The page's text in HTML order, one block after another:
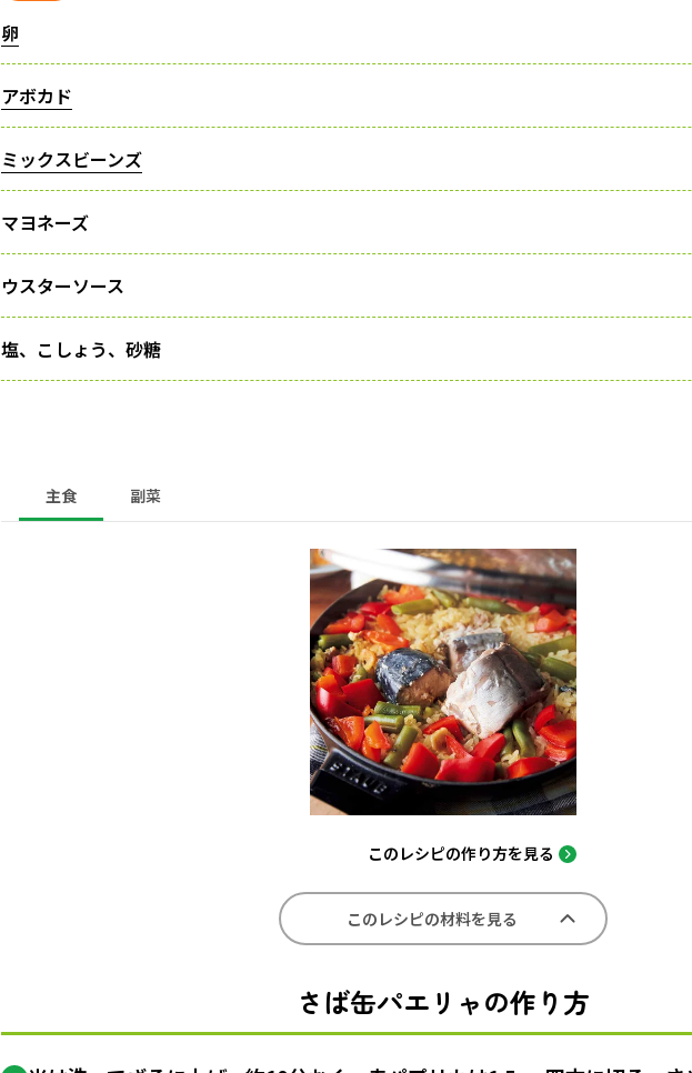
卵
アボカド
ミックスビーンズ
マヨネーズ
ウスターソース
塩、こしょう、砂糖
主食 副菜
このレシピの作り方を見る
このレシピの材料を見る
さば缶パエリャの作り方